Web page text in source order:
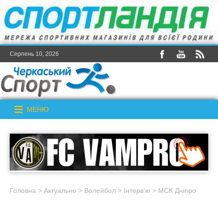
Серпень 10, 2026
МЕНЮ
Головна > Актуально > Волейбол > Інтерв‘ю > МСК Дніпро